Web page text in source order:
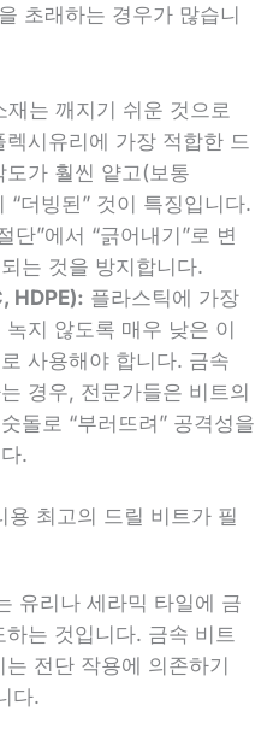
초래하는 경우가 많습니
재는 깨지기 쉬운 것으로
시유리에 가장 적합한 드
가 훨씬 얕고(보통
더빙된” 것이 특징입니다.
단”에서 “긁어내기”로 변
는 것을 방지합니다.
HDPE): 플라스틱에 가장
지 않도록 매우 낮은 이
사용해야 합니다. 금속
경우, 전문가들은 비트의
돌로 “부러뜨려” 공격성을
.
최고의 드릴 비트가 필
유리나 세라믹 타일에 금
는 것입니다. 금속 비트
전단 작용에 의존하기
다.